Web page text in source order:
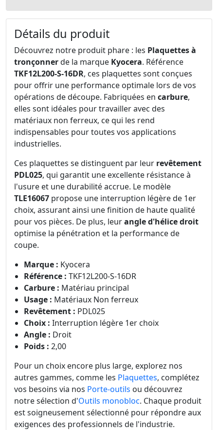
Détails du produit
Découvrez notre produit phare : les Plaquettes à
tronçonnerde la marque Kyocera. Référence
TKF12L200-S-16DR, ces plaquettes sont conçues
pour offrir une performance optimale lors de vos
opérations de découpe. Fabriquées en carbure,
elles sont idéales pour travailler avec des
matériaux non ferreux, ce qui les rend
indispensables pour toutes vos applications
industrielles.
Ces plaquettes se distinguent par leur revêtement
PDL025, qui garantit une excellente résistance à
l'usure et une durabilité accrue. Le modèle
TLE16067 propose une interruption légère de 1er
choix, assurant ainsi une finition de haute qualité
pour vos pièces. De plus, leurangle d'hélice droit
optimise la pénétration et la performance de
coupe.
Marque : Kyocera
Référence : TKF12L200-S-16DR
Carbure : Matériau principal
Usage : Matériaux Non ferreux
Revêtement : PDL025
Choix : Interruption légère 1er choix
Angle : Droit
Poids : 2,00
Pour un choix encore plus large, explorez nos
autres gammes, comme les Plaquettes, complétez
vos besoins via nos Porte-outils ou découvrez
notre sélection d'Outils monobloc. Chaque produit
est soigneusement sélectionné pour répondre aux
exigences des professionnels de l'industrie.